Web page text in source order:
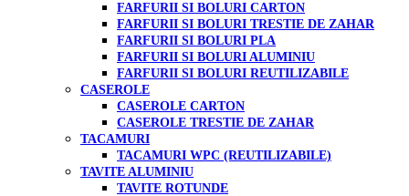
FARFURII SI BOLURI CARTON
FARFURII SI BOLURI TRESTIE DE ZAHAR
FARFURII SI BOLURI PLA
FARFURII SI BOLURI ALUMINIU
FARFURII SI BOLURI REUTILIZABILE
CASEROLE
CASEROLE CARTON
CASEROLE TRESTIE DE ZAHAR
TACAMURI
TACAMURI WPC (REUTILIZABILE)
TAVITE ALUMINIU
TAVITE ROTUNDE